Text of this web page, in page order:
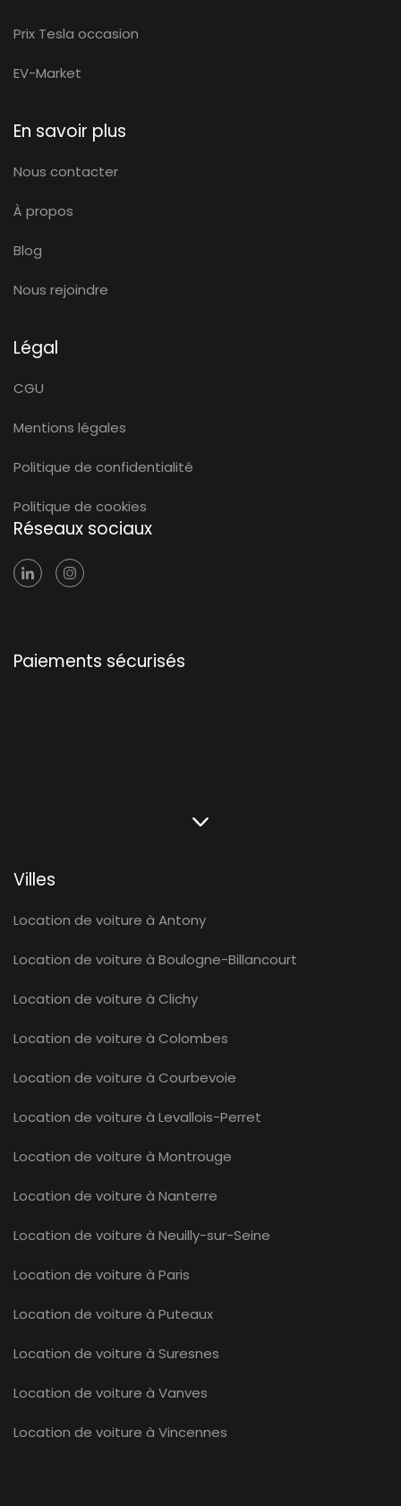
Prix Tesla occasion
EV-Market
En savoir plus
Nous contacter
À propos
Blog
Nous rejoindre
Légal
CGU
Mentions légales
Politique de confidentialité
Politique de cookies
Réseaux sociaux
Paiements sécurisés
Villes
Location de voiture à Antony
Location de voiture à Boulogne-Billancourt
Location de voiture à Clichy
Location de voiture à Colombes
Location de voiture à Courbevoie
Location de voiture à Levallois-Perret
Location de voiture à Montrouge
Location de voiture à Nanterre
Location de voiture à Neuilly-sur-Seine
Location de voiture à Paris
Location de voiture à Puteaux
Location de voiture à Suresnes
Location de voiture à Vanves
Location de voiture à Vincennes